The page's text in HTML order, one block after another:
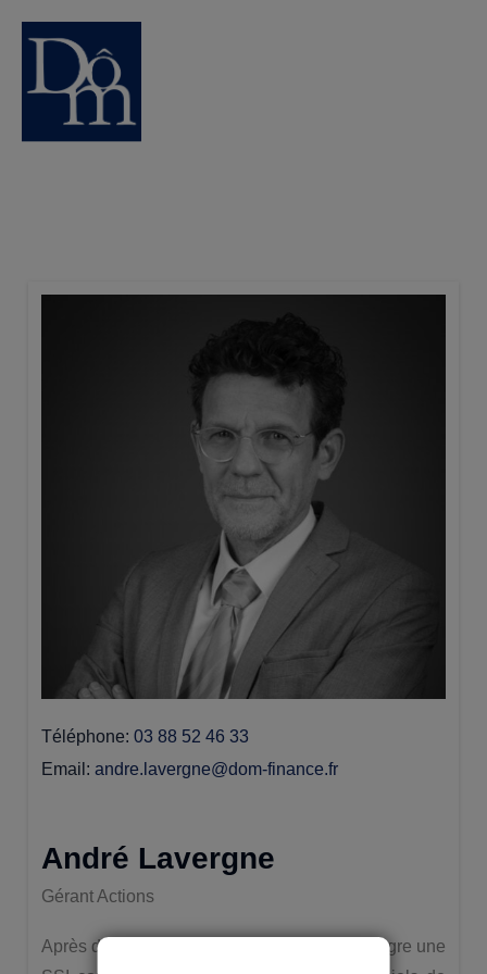
Téléphone 03 88 52 46 33
Email
andre.lavergne@dom-finance.fr
André Lavergne
Gérant Actions
Après des études en informatique. André intègre une